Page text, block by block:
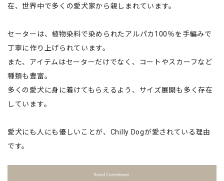
在、世界中で多くの愛犬家から親しまれています。
セーターは、植物染料で染められたアルパカ100％を手編みで
丁寧に作り上げられています。
また、アイテムはセーターだけでなく、コートやスカーフなど
種類も豊富。
多くの愛犬に身に着けてもらえるよう、サイズ展開も多く存在
しています。
愛犬にも人にも優しいことが、Chilly Dogが愛されている理由
です。